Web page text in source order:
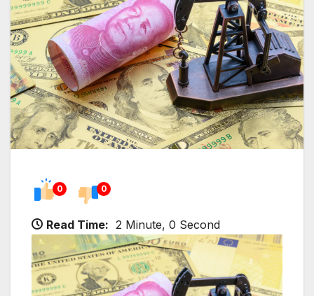
0 0
Read Time: 2 Minute, 0 Second